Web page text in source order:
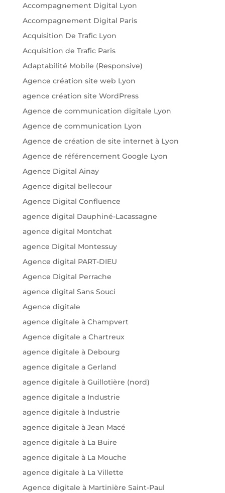
Accompagnement Digital Lyon
Accompagnement Digital Paris
Acquisition De Trafic Lyon
Acquisition de Trafic Paris
Adaptabilité Mobile (Responsive)
Agence création site web Lyon
agence création site WordPress
Agence de communication digitale Lyon
Agence de communication Lyon
Agence de création de site internet à Lyon
Agence de référencement Google Lyon
Agence Digital Ainay
Agence digital bellecour
Agence Digital Confluence
agence digital Dauphiné-Lacassagne
agence digital Montchat
agence Digital Montessuy
Agence digital PART-DIEU
Agence Digital Perrache
agence digital Sans Souci
Agence digitale
agence digitale à Champvert
Agence digitale a Chartreux
agence digitale à Debourg
agence digitale a Gerland
agence digitale à Guillotière (nord)
agence digitale a Industrie
agence digitale à Industrie
agence digitale à Jean Macé
agence digitale à La Buire
agence digitale à La Mouche
agence digitale à La Villette
Agence digitale à Martinière Saint-Paul